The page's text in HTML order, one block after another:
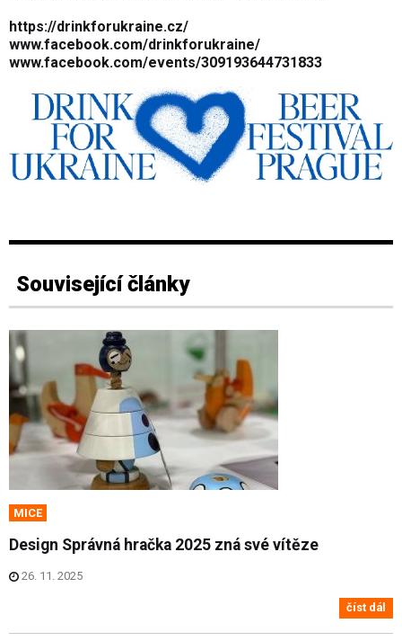
https://drinkforukraine.cz/
www.facebook.com/drinkforukraine/
www.facebook.com/events/309193644731833
Související články
MICE
Design Správná hračka 2025 zná své vítěze
26. 11. 2025
číst dál